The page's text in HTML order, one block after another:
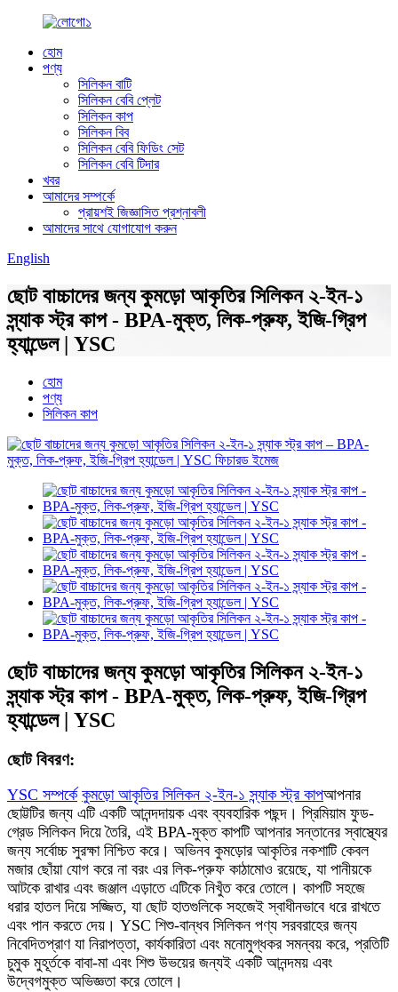
হোম
পণ্য
সিলিকন বাটি
সিলিকন বেবি প্লেট
সিলিকন কাপ
সিলিকন বিব
সিলিকন বেবি ফিডিং সেট
সিলিকন বেবি টিদার
খবর
আমাদের সম্পর্কে
প্রায়শই জিজ্ঞাসিত প্রশ্নাবলী
আমাদের সাথে যোগাযোগ করুন
English
ছোট বাচ্চাদের জন্য কুমড়ো আকৃতির সিলিকন ২-ইন-১
স্ন্যাক স্ট্র কাপ - BPA-মুক্ত, লিক-প্রুফ, ইজি-গ্রিপ
হ্যান্ডেল | YSC
হোম
পণ্য
সিলিকন কাপ
ছোট বাচ্চাদের জন্য কুমড়ো আকৃতির সিলিকন ২-ইন-১
স্ন্যাক স্ট্র কাপ - BPA-মুক্ত, লিক-প্রুফ, ইজি-গ্রিপ
হ্যান্ডেল | YSC
ছোট বিবরণ:
YSC সম্পর্কে কুমড়ো আকৃতির সিলিকন ২-ইন-১ স্ন্যাক স্ট্র কাপআপনার
ছোট্টটির জন্য এটি একটি আনন্দদায়ক এবং ব্যবহারিক পছন্দ। প্রিমিয়াম ফুড-
গ্রেড সিলিকন দিয়ে তৈরি, এই BPA-মুক্ত কাপটি আপনার সন্তানের স্বাস্থ্যের
জন্য সর্বোচ্চ সুরক্ষা নিশ্চিত করে। অভিনব কুমড়োর আকৃতির নকশাটি কেবল
মজার ছোঁয়া যোগ করে না বরং এর লিক-প্রুফ কাঠামোও রয়েছে, যা পানীয়কে
আটকে রাখার এবং জঞ্জাল এড়াতে এটিকে নিখুঁত করে তোলে। কাপটি সহজে
ধরার হাতল দিয়ে সজ্জিত, যা ছোট হাতগুলিকে সহজেই স্বাধীনভাবে ধরে রাখতে
এবং পান করতে দেয়। YSC শিশু-বান্ধব সিলিকন পণ্য সরবরাহের জন্য
নিবেদিতপ্রাণ যা নিরাপত্তা, কার্যকারিতা এবং মনোমুগ্ধকর সমন্বয় করে, প্রতিটি
চুমুক মুহূর্তকে বাবা-মা এবং শিশু উভয়ের জন্যই একটি আনন্দময় এবং
উদ্বেগমুক্ত অভিজ্ঞতা করে তোলে।